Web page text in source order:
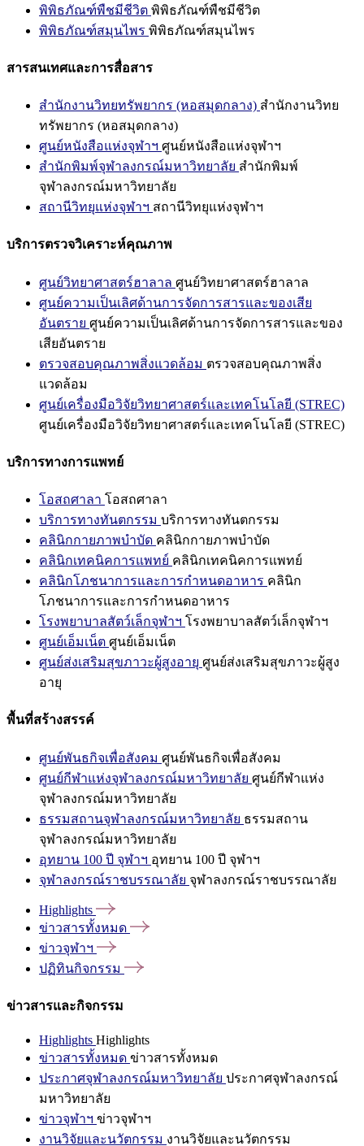
พิพิธภัณฑ์พืชมีชีวิต พิพิธภัณฑ์พืชมีชีวิต
พิพิธภัณฑ์สมุนไพร พิพิธภัณฑ์สมุนไพร
สารสนเทศและการสื่อสาร
สำนักงานวิทยทรัพยากร (หอสมุดกลาง) สำนักงานวิทย
ทรัพยากร (หอสมุดกลาง)
ศูนย์หนังสือแห่งจุฬาฯ ศูนย์หนังสือแห่งจุฬาฯ
สำนักพิมพ์จุฬาลงกรณ์มหาวิทยาลัย สำนักพิมพ์
จุฬาลงกรณ์มหาวิทยาลัย
สถานีวิทยุแห่งจุฬาฯ สถานีวิทยุแห่งจุฬาฯ
บริการตรวจวิเคราะห์คุณภาพ
ศูนย์วิทยาศาสตร์ฮาลาล ศูนย์วิทยาศาสตร์ฮาลาล
ศูนย์ความเป็นเลิศด้านการจัดการสารและของเสีย
อันตราย ศูนย์ความเป็นเลิศด้านการจัดการสารและของ
เสียอันตราย
ตรวจสอบคุณภาพสิ่งแวดล้อม ตรวจสอบคุณภาพสิ่ง
แวดล้อม
ศูนย์เครื่องมือวิจัยวิทยาศาสตร์และเทคโนโลยี (STREC)
ศูนย์เครื่องมือวิจัยวิทยาศาสตร์และเทคโนโลยี (STREC)
บริการทางการแพทย์
โอสถศาลา โอสถศาลา
บริการทางทันตกรรม บริการทางทันตกรรม
คลินิกกายภาพบำบัด คลินิกกายภาพบำบัด
คลินิกเทคนิคการแพทย์ คลินิกเทคนิคการแพทย์
คลินิกโภชนาการและการกำหนดอาหาร คลินิก
โภชนาการและการกำหนดอาหาร
โรงพยาบาลสัตว์เล็กจุฬาฯ โรงพยาบาลสัตว์เล็กจุฬาฯ
ศูนย์เอ็มเน็ต ศูนย์เอ็มเน็ต
ศูนย์ส่งเสริมสุขภาวะผู้สูงอายุ ศูนย์ส่งเสริมสุขภาวะผู้สูง
อายุ
พื้นที่สร้างสรรค์
ศูนย์พันธกิจเพื่อสังคม ศูนย์พันธกิจเพื่อสังคม
ศูนย์กีฬาแห่งจุฬาลงกรณ์มหาวิทยาลัย ศูนย์กีฬาแห่ง
จุฬาลงกรณ์มหาวิทยาลัย
ธรรมสถานจุฬาลงกรณ์มหาวิทยาลัย ธรรมสถาน
จุฬาลงกรณ์มหาวิทยาลัย
อุทยาน 100 ปี จุฬาฯ อุทยาน 100 ปี จุฬาฯ
จุฬาลงกรณ์ราชบรรณาลัย จุฬาลงกรณ์ราชบรรณาลัย
Highlights
ข่าวสารทั้งหมด
ข่าวจุฬาฯ
ปฏิทินกิจกรรม
ข่าวสารและกิจกรรม
Highlights Highlights
ข่าวสารทั้งหมด ข่าวสารทั้งหมด
ประกาศจุฬาลงกรณ์มหาวิทยาลัย ประกาศจุฬาลงกรณ์
มหาวิทยาลัย
ข่าวจุฬาฯ ข่าวจุฬาฯ
งานวิจัยและนวัตกรรม งานวิจัยและนวัตกรรม